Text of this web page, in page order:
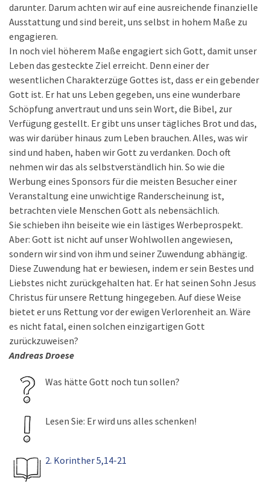
darunter. Darum achten wir auf eine ausreichende finanzielle
Ausstattung und sind bereit, uns selbst in hohem Maße zu
engagieren.
In noch viel höherem Maße engagiert sich Gott, damit unser
Leben das gesteckte Ziel erreicht. Denn einer der
wesentlichen Charakterzüge Gottes ist, dass er ein gebender
Gott ist. Er hat uns Leben gegeben, uns eine wunderbare
Schöpfung anvertraut und uns sein Wort, die Bibel, zur
Verfügung gestellt. Er gibt uns unser tägliches Brot und das,
was wir darüber hinaus zum Leben brauchen. Alles, was wir
sind und haben, haben wir Gott zu verdanken. Doch oft
nehmen wir das als selbstverständlich hin. So wie die
Werbung eines Sponsors für die meisten Besucher einer
Veranstaltung eine unwichtige Randerscheinung ist,
betrachten viele Menschen Gott als nebensächlich.
Sie schieben ihn beiseite wie ein lästiges Werbeprospekt.
Aber: Gott ist nicht auf unser Wohlwollen angewiesen,
sondern wir sind von ihm und seiner Zuwendung abhängig.
Diese Zuwendung hat er bewiesen, indem er sein Bestes und
Liebstes nicht zurückgehalten hat. Er hat seinen Sohn Jesus
Christus für unsere Rettung hingegeben. Auf diese Weise
bietet er uns Rettung vor der ewigen Verlorenheit an. Wäre
es nicht fatal, einen solchen einzigartigen Gott
zurückzuweisen?
Andreas Droese
Was hätte Gott noch tun sollen?
Lesen Sie: Er wird uns alles schenken!
2. Korinther 5,14-21